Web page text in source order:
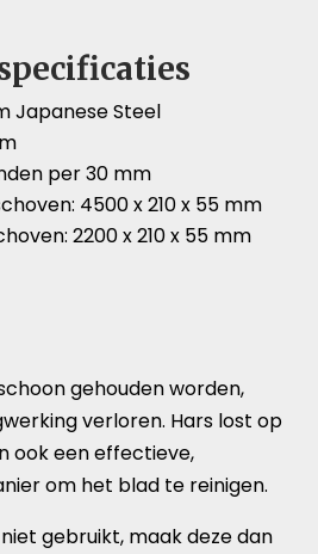
Japanese Steel
per 30 mm
4500 x 210 x 55 mm
2200 x 210 x 55 mm
gehouden worden,
verloren. Hars lost op
ook een effectieve,
om het blad te reinigen.
gebruikt, maak deze dan